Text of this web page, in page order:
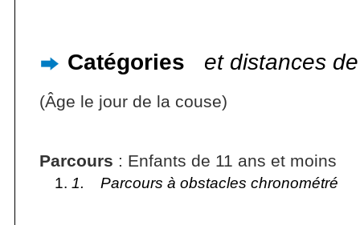
Catégories et distances
(Âge le jour de la couse)
Parcours : Enfants de 11 ans et moins
1. Parcours à obstacles chronométré